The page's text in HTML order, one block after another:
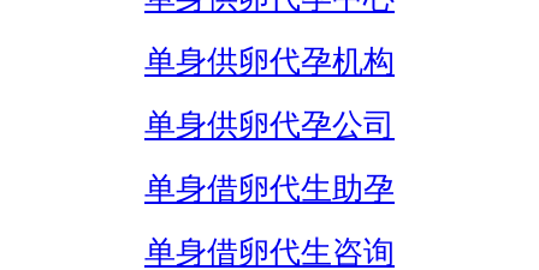
单身供卵代孕机构
单身供卵代孕公司
单身借卵代生助孕
单身借卵代生咨询